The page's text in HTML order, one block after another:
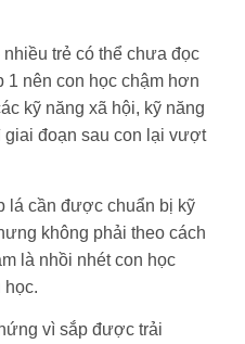
trẻ có thể chưa đọc
nên con học chậm hơn
kỹ năng xã hội, kỹ năng
giai đoạn sau con lại vượt
lá cần được chuẩn bị kỹ
không phải theo cách
là nhồi nhét con học
học.
vì sắp được trải